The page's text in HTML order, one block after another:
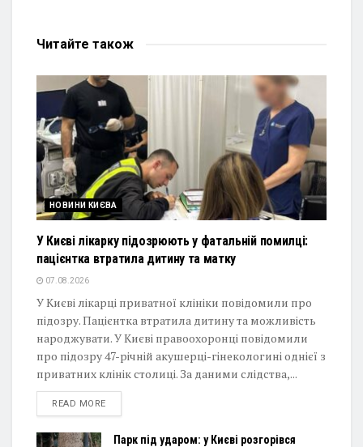
Читайте також
НОВИНИ КИЄВА
У Києві лікарку підозрюють у фатальній помилці:
пацієнтка втратила дитину та матку
07.08.2026
У Києві лікарці приватної клініки повідомили про
підозру. Пацієнтка втратила дитину та можливість
народжувати. У Києві правоохоронці повідомили
про підозру 47-річній акушерці-гінекологині однієї з
приватних клінік столиці. За даними слідства,...
READ MOREDETAILS
Парк під ударом: у Києві розгорівся